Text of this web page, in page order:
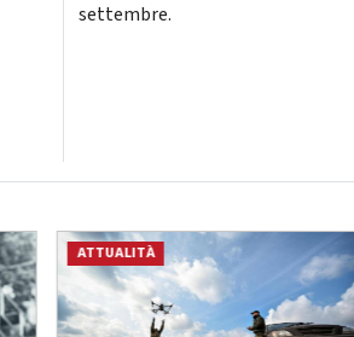
settembre.
ATTUALITÀ